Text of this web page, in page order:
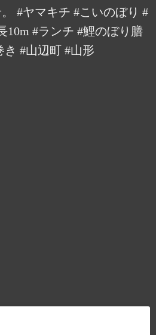
#ヤマキチ #こいのぼり #
10m #ランチ #鯉のぼり膳
#山辺町 #山形